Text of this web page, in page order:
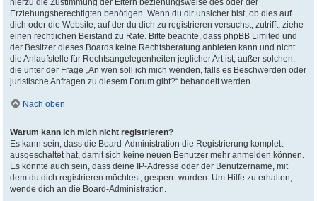
hierzu die Zustimmung der Eltern beziehungsweise des oder der
Erziehungsberechtigten benötigen. Wenn du dir unsicher bist, ob dies auf
dich oder die Website, auf der du dich zu registrieren versuchst, zutrifft, ziehe
einen rechtlichen Beistand zu Rate. Bitte beachte, dass phpBB Limited und
der Besitzer dieses Boards keine Rechtsberatung anbieten kann und nicht
die Anlaufstelle für Rechtsangelegenheiten jeglicher Art ist; außer solchen,
die unter der Frage „An wen soll ich mich wenden, falls es Beschwerden oder
juristische Anfragen zu diesem Forum gibt?“ behandelt werden.
Nach oben
Warum kann ich mich nicht registrieren?
Es kann sein, dass die Board-Administration die Registrierung komplett
ausgeschaltet hat, damit sich keine neuen Benutzer mehr anmelden können.
Es könnte auch sein, dass deine IP-Adresse oder der Benutzername, mit
dem du dich registrieren möchtest, gesperrt wurden. Um Hilfe zu erhalten,
wende dich an die Board-Administration.